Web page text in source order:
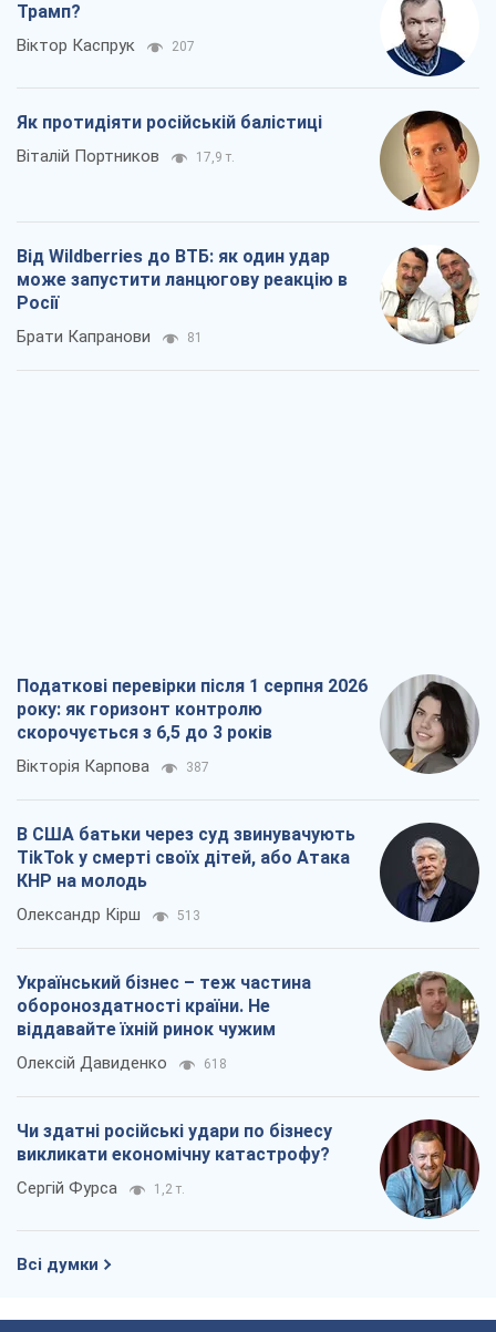
Трамп?
Віктор Каспрук 207
Як протидіяти російській балістиці
Віталій Портников 17,9 т.
Від Wildberries до ВТБ: як один удар
може запустити ланцюгову реакцію в
Росії
Брати Капранови 81
Податкові перевірки після 1 серпня 2026
року: як горизонт контролю
скорочується з 6,5 до 3 років
Вікторія Карпова 387
В США батьки через суд звинувачують
TikTok у смерті своїх дітей, або Атака
КНР на молодь
Олександр Кірш 513
Український бізнес – теж частина
обороноздатності країни. Не
віддавайте їхній ринок чужим
Олексій Давиденко 618
Чи здатні російські удари по бізнесу
викликати економічну катастрофу?
Сергій Фурса 1,2 т.
Всі думки